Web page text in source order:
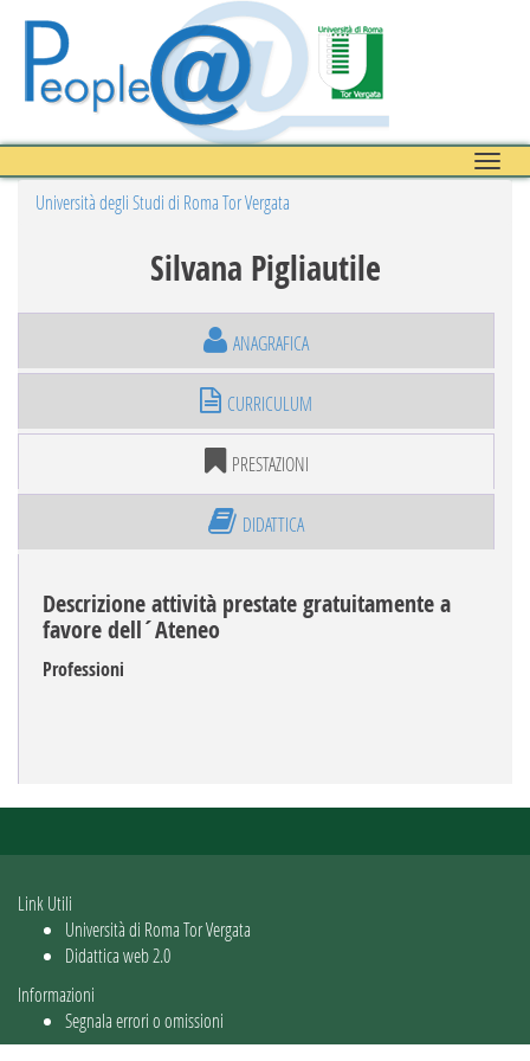
Toggle
Università degli Studi di Roma Tor Vergata
Silvana Pigliautile
ANAGRAFICA
CURRICULUM
PRESTAZIONI
DIDATTICA
Descrizione attività prestate gratuitamente a
favore dell´Ateneo
Professioni
Link Utili
Università di Roma Tor Vergata
Didattica web 2.0
Informazioni
Segnala errori o omissioni